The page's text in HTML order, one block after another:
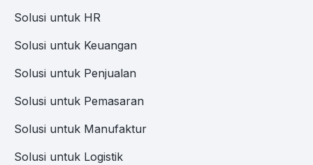
Solusi untuk HR
Solusi untuk Keuangan
Solusi untuk Penjualan
Solusi untuk Pemasaran
Solusi untuk Manufaktur
Solusi untuk Logistik